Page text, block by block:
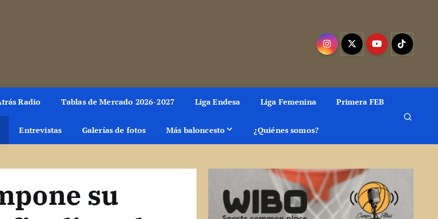
Radio Tablas de Mercado 2026-2027 Liga Endesa Liga Femenina Primera FEB
Entrevistas Galerías de fotos Más baloncesto ¿Quiénes somos?
su